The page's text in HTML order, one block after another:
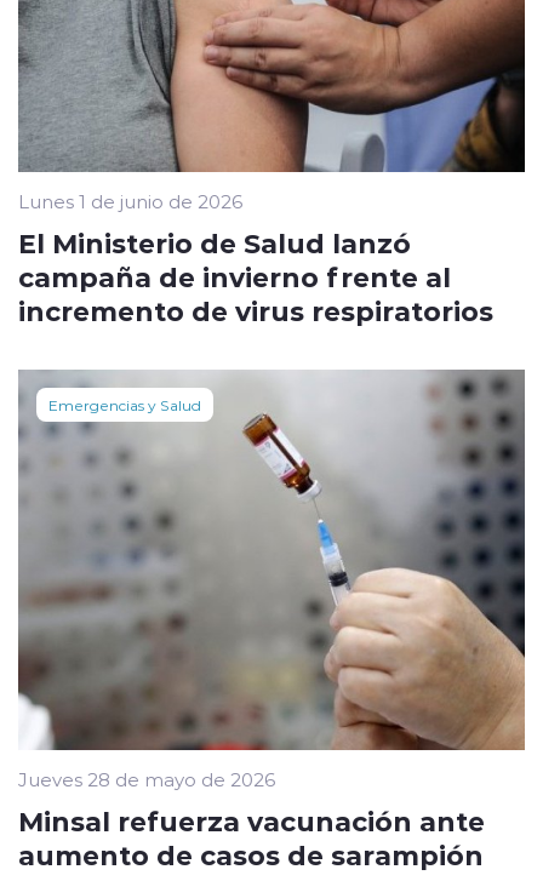
Lunes 1 de junio de 2026
El Ministerio de Salud lanzó
campaña de invierno frente al
incremento de virus respiratorios
Emergencias y Salud
Jueves 28 de mayo de 2026
Minsal refuerza vacunación ante
aumento de casos de sarampión